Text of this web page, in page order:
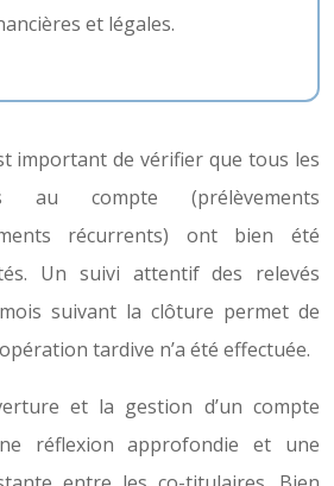
et légales.
important de vérifier que tous les
au compte (prélèvements
récurrents) ont bien été
Un suivi attentif des relevés
suivant la clôture permet de
tardive n’a été effectuée.
et la gestion d’un compte
réflexion approfondie et une